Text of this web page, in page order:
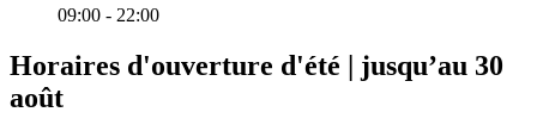
09:00 - 22:00
Horaires d'ouverture d'été | jusqu’au 30
août